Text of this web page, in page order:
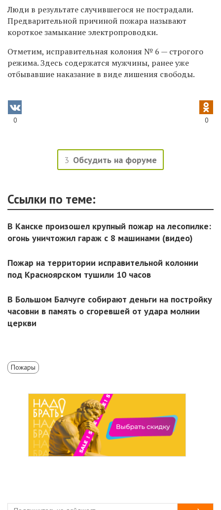
Люди в результате случившегося не пострадали.
Предварительной причиной пожара называют
короткое замыкание электропроводки.
Отметим, исправительная колония № 6 — строгого
режима. Здесь содержатся мужчины, ранее уже
отбывавшие наказание в виде лишения свободы.
0 0
3 Обсудить на форуме
Ссылки по теме:
В Канске произошел крупный пожар на лесопилке:
огонь уничтожил гараж с 8 машинами (видео)
Пожар на территории исправительной колонии
под Красноярском тушили 10 часов
В Большом Балчуге собирают деньги на постройку
часовни в память о сгоревшей от удара молнии
церкви
Пожары